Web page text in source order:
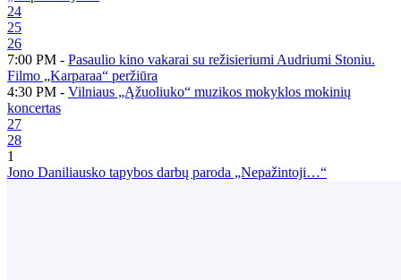
24
25
26
7:00 PM - Pasaulio kino vakarai su režisieriumi Audriumi Stoniu.
Filmo „Karparaa“ peržiūra
4:30 PM - Vilniaus „Ąžuoliuko“ muzikos mokyklos mokinių
koncertas
27
28
1
Jono Daniliausko tapybos darbų paroda „Nepažintoji…“